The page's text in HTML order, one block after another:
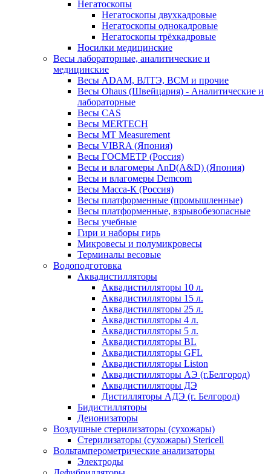
Негатоскопы
Негатоскопы двухкадровые
Негатоскопы однокадровые
Негатоскопы трёхкадровые
Носилки медицинские
Весы лабораторные, аналитические и
медицинские
Весы ADAM, ВЛТЭ, BCM и прочие
Весы Ohaus (Швейцария) - Аналитические и
лабораторные
Весы CAS
Весы MERTECH
Весы MT Measurement
Весы VIBRA (Япония)
Весы ГОСМЕТР (Россия)
Весы и влагомеры AnD(A&D) (Япония)
Весы и влагомеры Demcom
Весы Масса-К (Россия)
Весы платформенные (промышленные)
Весы платформенные, взрывобезопасные
Весы учебные
Гири и наборы гирь
Микровесы и полумикровесы
Терминалы весовые
Водоподготовка
Аквадистилляторы
Аквадистилляторы 10 л.
Аквадистилляторы 15 л.
Аквадистилляторы 25 л.
Аквадистилляторы 4 л.
Аквадистилляторы 5 л.
Аквадистилляторы BL
Аквадистилляторы GFL
Аквадистилляторы Liston
Аквадистилляторы АЭ (г.Белгород)
Аквадистилляторы ДЭ
Дистилляторы АДЭ (г. Белгород)
Бидистилляторы
Деионизаторы
Воздушные стерилизаторы (сухожары)
Стерилизаторы (сухожары) Stericell
Вольтамперометрические анализаторы
Электроды